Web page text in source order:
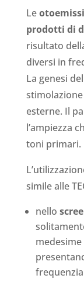
Le
prodotti di
risultato
diversi in
La genesi
esterne. Il
l’ampiezza
toni primari.
simile alle
nello
medesime